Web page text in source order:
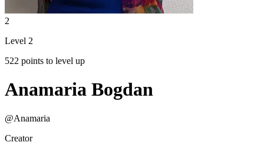
2
Level 2
522 points to level up
Anamaria Bogdan
@Anamaria
Creator